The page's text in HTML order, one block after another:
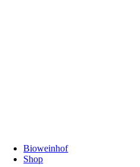
Bioweinhof
Shop